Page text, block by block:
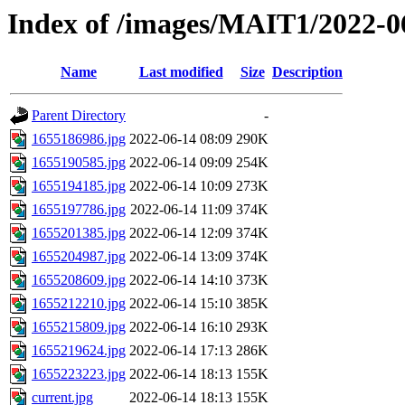
Index of /images/MAIT1/2022-
Name Last modified Size Description
Parent Directory
-
1655186986.jpg 2022-06-14 08:09 290K
1655190585.jpg 2022-06-14 09:09 254K
1655194185.jpg 2022-06-14 10:09 273K
1655197786.jpg 2022-06-14 11:09 374K
1655201385.jpg 2022-06-14 12:09 374K
1655204987.jpg 2022-06-14 13:09 374K
1655208609.jpg 2022-06-14 14:10 373K
1655212210.jpg 2022-06-14 15:10 385K
1655215809.jpg 2022-06-14 16:10 293K
1655219624.jpg 2022-06-14 17:13 286K
1655223223.jpg 2022-06-14 18:13 155K
current.jpg
2022-06-14 18:13 155K